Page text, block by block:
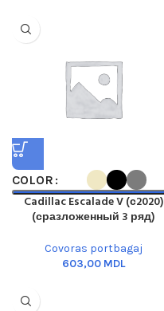
COLOR
Cadillac Escalade V (с2020)
(сразложенный 3 ряд)
Covoras portbagaj
MDL